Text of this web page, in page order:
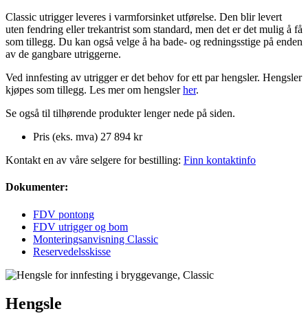
Classic utrigger leveres i varmforsinket utførelse. Den blir levert
uten fendring eller trekantrist som standard, men det er det mulig å få
som tillegg. Du kan også velge å ha bade- og redningsstige på enden
av de gangbare utriggerne.
Ved innfesting av utrigger er det behov for ett par hengsler. Hengsler
kjøpes som tillegg. Les mer om hengslerher.
Se også til tilhørende produkter lenger nede på siden.
Pris (eks. mva) 27 894 kr
Kontakt en av våre selgere for bestilling: Finn kontaktinfo
Dokumenter:
FDV pontong
FDV utrigger og bom
Monteringsanvisning Classic
Reservedelsskisse
Hengsle